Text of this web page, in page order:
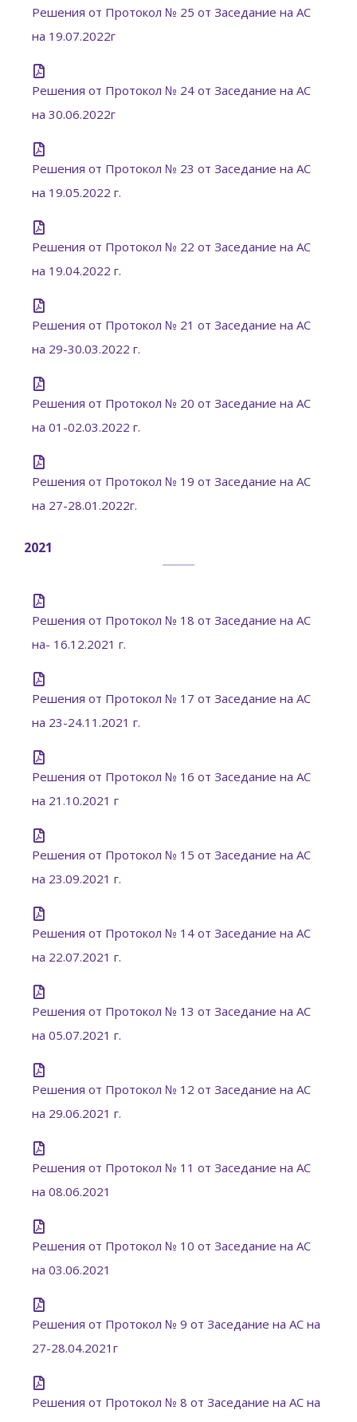
Решения от Протокол № 25 от Заседание на АС
на 19.07.2022г
Решения от Протокол № 24 от Заседание на АС
на 30.06.2022г
Решения от Протокол № 23 от Заседание на АС
на 19.05.2022 г.
Решения от Протокол № 22 от Заседание на АС
на 19.04.2022 г.
Решения от Протокол № 21 от Заседание на АС
на 29-30.03.2022 г.
Решения от Протокол № 20 от Заседание на АС
на 01-02.03.2022 г.
Решения от Протокол № 19 от Заседание на АС
на 27-28.01.2022г.
2021
Решения от Протокол № 18 от Заседание на АС
на- 16.12.2021 г.
Решения от Протокол № 17 от Заседание на АС
на 23-24.11.2021 г.
Решения от Протокол № 16 от Заседание на АС
на 21.10.2021 г
Решения от Протокол № 15 от Заседание на АС
на 23.09.2021 г.
Решения от Протокол № 14 от Заседание на АС
на 22.07.2021 г.
Решения от Протокол № 13 от Заседание на АС
на 05.07.2021 г.
Решения от Протокол № 12 от Заседание на АС
на 29.06.2021 г.
Решения от Протокол № 11 от Заседание на АС
на 08.06.2021
Решения от Протокол № 10 от Заседание на АС
на 03.06.2021
Решения от Протокол № 9 от Заседание на АС на
27-28.04.2021г
Решения от Протокол № 8 от Заседание на АС на